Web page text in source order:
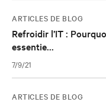
ARTICLES DE BLOG
Refroidir l’IT :
essentie...
7/9/21
ARTICLES DE BLOG